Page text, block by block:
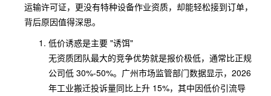
运输许可证，更没有特种设备作业资质，却能轻松接到订单，
背后原因值得深思。
低价诱惑是主要 "诱饵"
无资质团队最大的竞争优势就是报价极低，通常比正规
公司低 30%-50%。广州市场监管部门数据显示，2026
年工业搬迁投诉量同比上升 15%，其中因低价引流导